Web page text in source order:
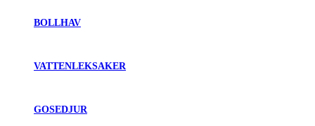
BOLLHAV
VATTENLEKSAKER
GOSEDJUR